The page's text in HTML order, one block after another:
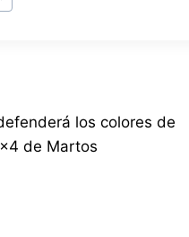
los colores de
de Martos